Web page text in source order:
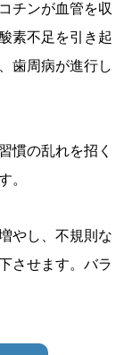
チンが血管を収
素不足を引き起
歯周病が進行し
慣の乱れを招く
。
やし、不規則な
させます。バラ